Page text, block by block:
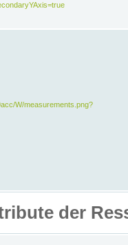
W/measurements.png?
der